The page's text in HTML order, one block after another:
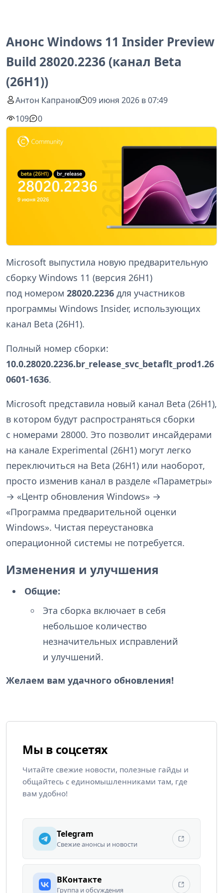
Анонс Windows 11 Insider Preview
Build 28020.2236 (канал Beta
(26H1))
Антон Капранов
09 июня 2026 в 07:49
109
0
Microsoft выпустила новую предварительную
сборку Windows 11 (версия 26H1)
под номером 28020.2236 для участников
программы Windows Insider, использующих
канал Beta (26H1).
Полный номер сборки:
10.0.28020.2236.br_release_svc_betaflt_prod1.26
0601-1636.
Microsoft представила новый канал Beta (26H1),
в котором будут распространяться сборки
с номерами 28000. Это позволит инсайдерами
на канале Experimental (26H1) могут легко
переключиться на Beta (26H1) или наоборот,
просто изменив канал в разделе «Параметры»
→ «Центр обновления Windows» →
«Программа предварительной оценки
Windows». Чистая переустановка
операционной системы не потребуется.
Изменения и улучшения
Общие:
Эта сборка включает в себя
небольшое количество
незначительных исправлений
и улучшений.
Желаем вам удачного обновления!
Мы в соцсетях
Читайте свежие новости, полезные гайды и
общайтесь с единомышленниками там, где
вам удобно!
Telegram
Свежие анонсы и новости
ВКонтакте
Группа и обсуждения